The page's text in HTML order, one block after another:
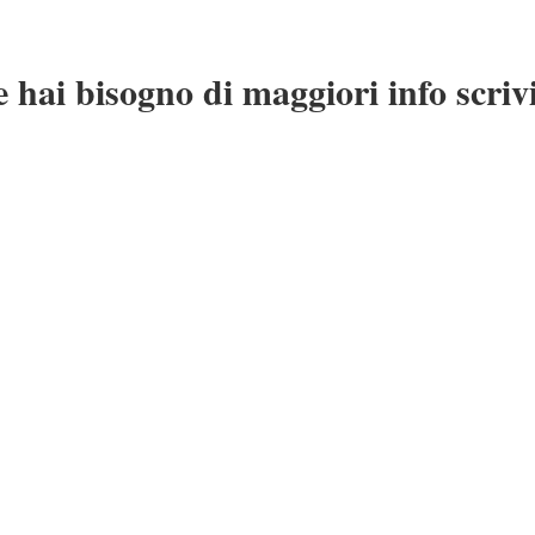
hai bisogno di maggiori info